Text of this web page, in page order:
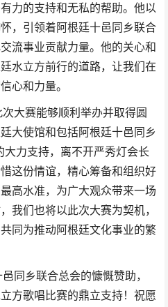
力的支持和无私的帮助。他以
，引领着阿根廷十邑同乡联合
流事业贡献力量。他的关心和
水立方前行的道路，让我们在
心和力量。
赛能够顺利举办并取得圆
大使馆和包括阿根廷十邑同乡
力支持，离不开严秀灯会长
这份情谊，精心筹备和组织好
高水准，为广大观众带来一场
我们也将以此次大赛为契机，
同为推动阿根廷文化事业的繁
乡联合总会的慷慨赞助，
方歌唱比赛的鼎立支持！祝愿